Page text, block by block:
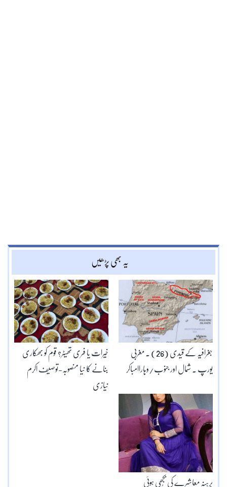
یہ بھی پڑھیں
خیرات یا فری تھیٹر؟ قوم کو بھکاری
بنانے کا نیا منصوبہ-توصیف اکرم
نیازی
جغرافیہ کے قیدی (26) ۔ مغربی
یورپ ۔ شمال اور جنوب/وہاراامباکر
برہنہ معاشرے کی بُجھی ہوئی